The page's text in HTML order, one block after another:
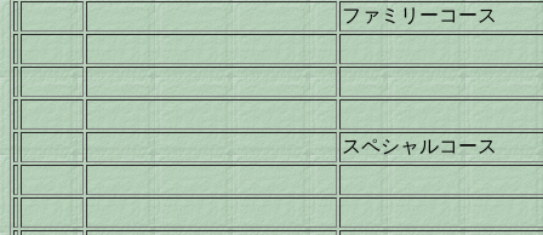
ファミリーコース
スペシャルコース